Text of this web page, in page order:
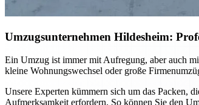
Umzugsunternehmen Hildesheim:
Ein Umzug ist immer mit Aufregung, aber auch
kleine Wohnungswechsel oder große
Unsere Experten kümmern sich um das Packen,
Aufmerksamkeit erfordern. So können Sie den